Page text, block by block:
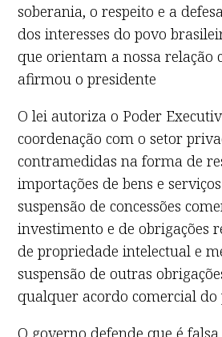
soberania, o respeito e a
dos interesses do povo
que orientam a nossa relação
afirmou o presidente
O lei autoriza o Poder
coordenação com o setor
contramedidas na forma de
importações de bens e
suspensão de concessões
investimento e de obrigações
de propriedade intelectual e
suspensão de outras
qualquer acordo comercial do
O governo defende que é